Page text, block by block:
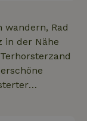
(gegen
und kannst
Das
und mit
eine
Rad
in der Nähe
den